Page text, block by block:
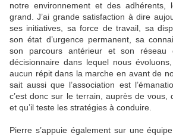
notre environnement et des
grand. J’ai grande satisfaction à dire
ses initiatives, sa force de travail, sa
son état d’urgence permanent, sa
son parcours antérieur et son réseau
décisionnaire dans lequel nous
aucun répit dans la marche en avant de
sait aussi que l’association est
c’est donc sur le terrain, auprès de vous,
et qu’il teste les stratégies à conduire.
Pierre s’appuie également sur une